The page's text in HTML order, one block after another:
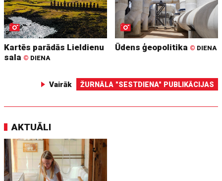
Kartēs parādās Lieldienu
sala © DIENA
Ūdens ģeopolitika © DIENA
Vairāk ŽURNĀLA "SESTDIENA" PUBLIKĀCIJAS
AKTUĀLI